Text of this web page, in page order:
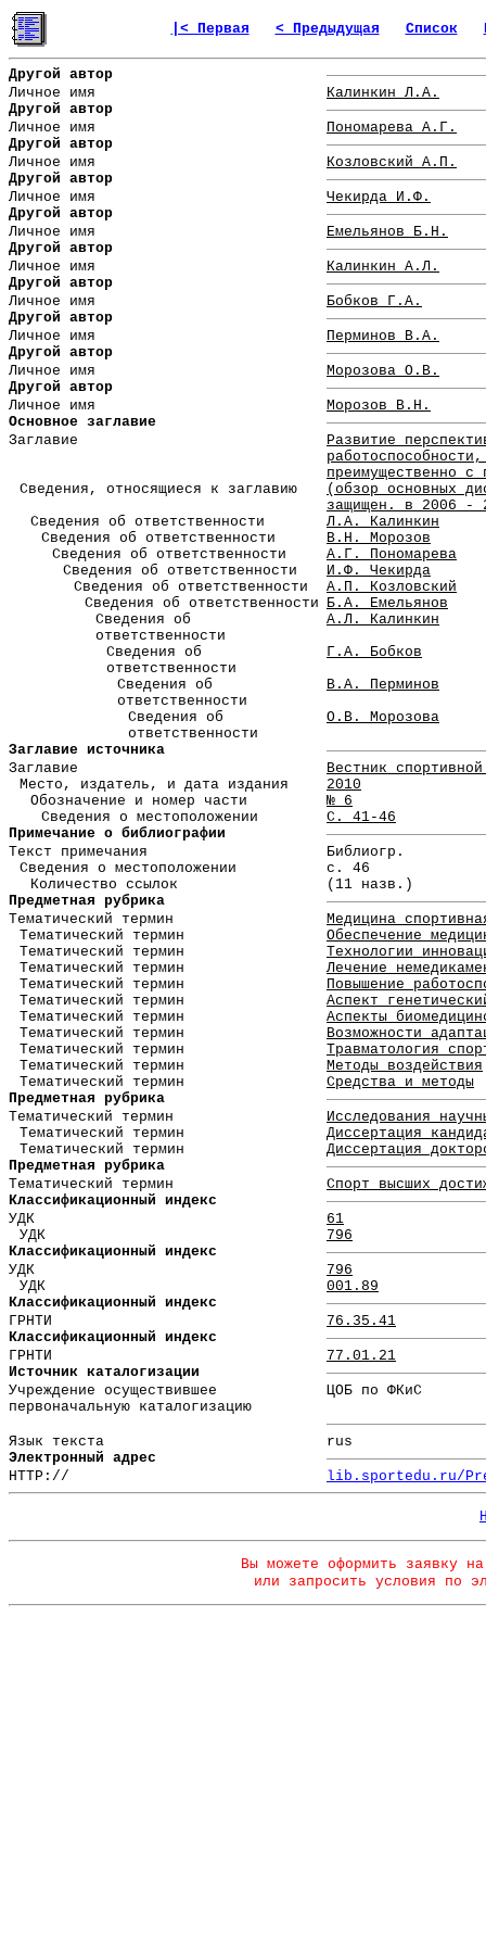
|< Первая < Предыдущая Список
Другой автор
Личное имя
Калинкин Л.А.
Другой автор
Личное имя
Пономарева А.Г.
Другой автор
Личное имя
Козловский А.П.
Другой автор
Личное имя
Чекирда И.Ф.
Другой автор
Личное имя
Емельянов Б.Н.
Другой автор
Личное имя
Калинкин А.Л.
Другой автор
Личное имя
Бобков Г.А.
Другой автор
Личное имя
Перминов В.А.
Другой автор
Личное имя
Морозова О.В.
Другой автор
Личное имя
Морозов В.Н.
Основное заглавие
Заглавие
Развитие
преимущественно с
Сведения, относящиеся к заглавию
(обзор основных
защищен. в 2006 -
Сведения об ответственности
Л.А. Калинкин
Сведения об ответственности
В.Н. Морозов
Сведения об ответственности
А.Г. Пономарева
Сведения об ответственности
И.Ф. Чекирда
Сведения об ответственности
А.П. Козловский
Сведения об ответственности Б.А. Емельянов
Сведения об
ответственности
А.Л. Калинкин
Сведения об
ответственности
Г.А. Бобков
Сведения об
ответственности
В.А. Перминов
Сведения об
ответственности
О.В. Морозова
Заглавие источника
Заглавие
Вестник
Место, издатель, и дата издания
2010
Обозначение и номер части
№ 6
Сведения о местоположении
С. 41-46
Примечание о библиографии
Текст примечания
Библиогр.
Сведения о местоположении
с. 46
Количество ссылок
(11 назв.)
Предметная рубрика
Тематический термин
Медицина
Тематический термин
Обеспечение
Тематический термин
Технологии
Тематический термин
Лечение
Тематический термин
Повышение
Тематический термин
Аспект
Тематический термин
Аспекты
Тематический термин
Возможности
Тематический термин
Травматология
Тематический термин
Методы воздействия
Тематический термин
Средства и методы
Предметная рубрика
Тематический термин
Исследования
Тематический термин
Диссертация
Тематический термин
Диссертация
Предметная рубрика
Тематический термин
Спорт высших
Классификационный индекс
УДК
61
УДК
796
Классификационный индекс
УДК
796
УДК
001.89
Классификационный индекс
ГРНТИ
76.35.41
Классификационный индекс
ГРНТИ
77.01.21
Источник каталогизации
Учреждение осуществившее
первоначальную каталогизацию
ЦОБ по ФКиС
Язык текста
rus
Электронный адрес
HTTP://
lib.sportedu.ru/
Вы можете оформить заявку
или запросить условия по